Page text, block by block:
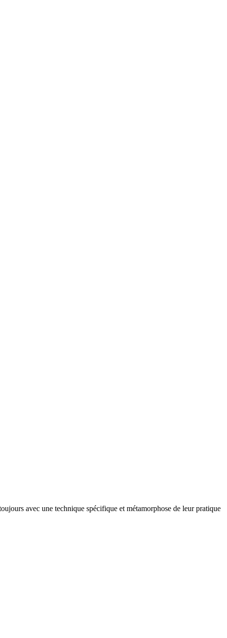
avec une technique spécifique et métamorphose de leur pratique